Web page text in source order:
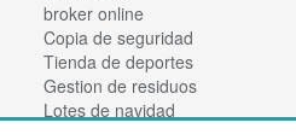
broker online
Copia de seguridad
Tienda de deportes
Gestion de residuos
Lotes de navidad